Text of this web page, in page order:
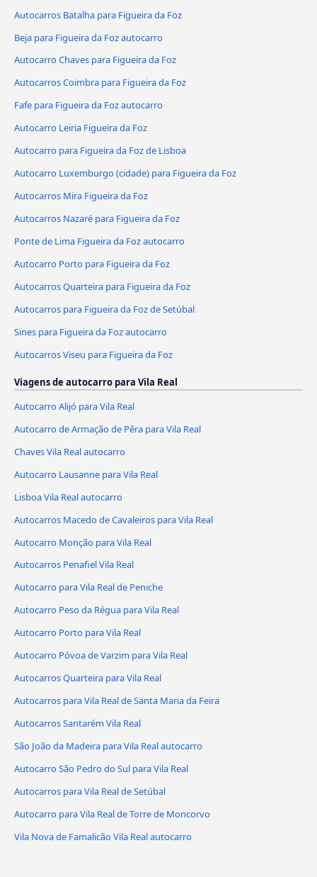
Autocarros Batalha para Figueira da Foz
Beja para Figueira da Foz autocarro
Autocarro Chaves para Figueira da Foz
Autocarros Coimbra para Figueira da Foz
Fafe para Figueira da Foz autocarro
Autocarro Leiria Figueira da Foz
Autocarro para Figueira da Foz de Lisboa
Autocarro Luxemburgo (cidade) para Figueira da Foz
Autocarros Mira Figueira da Foz
Autocarros Nazaré para Figueira da Foz
Ponte de Lima Figueira da Foz autocarro
Autocarro Porto para Figueira da Foz
Autocarros Quarteira para Figueira da Foz
Autocarros para Figueira da Foz de Setúbal
Sines para Figueira da Foz autocarro
Autocarros Viseu para Figueira da Foz
Viagens de autocarro para Vila Real
Autocarro Alijó para Vila Real
Autocarro de Armação de Pêra para Vila Real
Chaves Vila Real autocarro
Autocarro Lausanne para Vila Real
Lisboa Vila Real autocarro
Autocarros Macedo de Cavaleiros para Vila Real
Autocarro Monção para Vila Real
Autocarros Penafiel Vila Real
Autocarro para Vila Real de Peniche
Autocarro Peso da Régua para Vila Real
Autocarro Porto para Vila Real
Autocarro Póvoa de Varzim para Vila Real
Autocarros Quarteira para Vila Real
Autocarros para Vila Real de Santa Maria da Feira
Autocarros Santarém Vila Real
São João da Madeira para Vila Real autocarro
Autocarro São Pedro do Sul para Vila Real
Autocarros para Vila Real de Setúbal
Autocarro para Vila Real de Torre de Moncorvo
Vila Nova de Famalicão Vila Real autocarro